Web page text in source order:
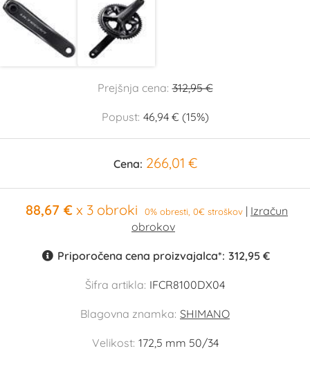
Prejšnja cena: 312,95 €
Popust: 46,94 € (15%)
Cena: 266,01 €
88,67 € x 3 obroki 0% obresti, 0€ stroškov
Priporočena cena proizvajalca*: 312,95 €
Šifra artikla: IFCR8100DX04
Blagovna znamka: SHIMANO
Velikost: 172,5 mm 50/34